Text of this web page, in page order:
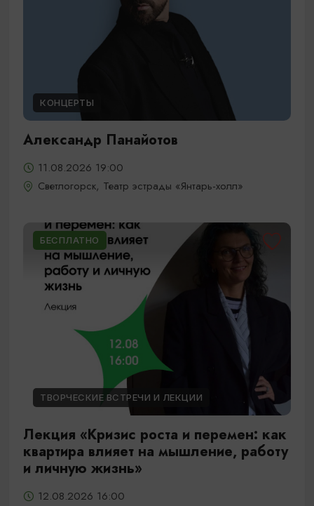
КОНЦЕРТЫ
Александр Панайотов
11.08.2026 19:00
Светлогорск, Театр эстрады «Янтарь-холл»
БЕСПЛАТНО
ТВОРЧЕСКИЕ ВСТРЕЧИ И ЛЕКЦИИ
Лекция «Кризис роста и перемен: как
квартира влияет на мышление, работу
и личную жизнь»
12.08.2026 16:00